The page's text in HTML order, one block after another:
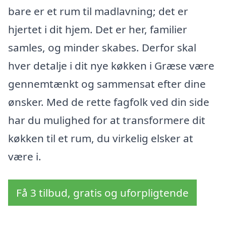
bare er et rum til madlavning; det er
hjertet i dit hjem. Det er her, familier
samles, og minder skabes. Derfor skal
hver detalje i dit nye køkken i Græse være
gennemtænkt og sammensat efter dine
ønsker. Med de rette fagfolk ved din side
har du mulighed for at transformere dit
køkken til et rum, du virkelig elsker at
være i.
Få 3 tilbud, gratis og uforpligtende